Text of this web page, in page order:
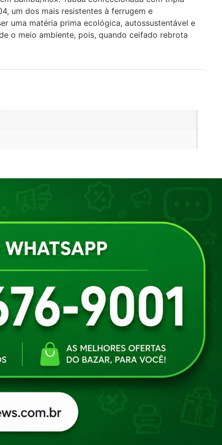
um dos mais resistentes à ferrugem e
uma matéria prima ecológica, autossustentável e
o meio ambiente, pois, quando ceifado rebrota